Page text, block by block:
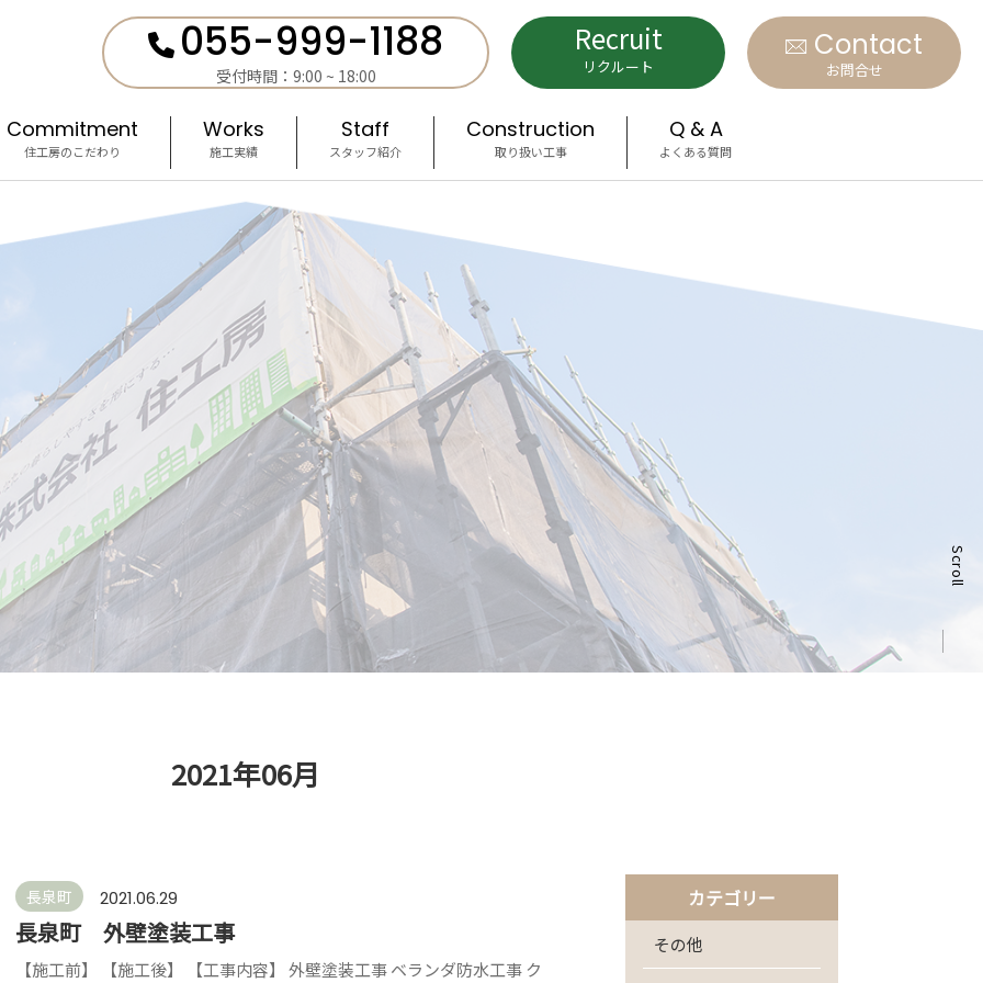
055-999-1188
受付時間：9:00 ~ 18:00
Recruit
リクルート
Contact
お問合せ
Commitment
住工房のこだわり
Works
施工実績
Staff
スタッフ紹介
Construction
取り扱い工事
Q & A
よくある質問
Scroll
2021年06月
長泉町 2021.06.29
長泉町 外壁塗装工事
【施工前】 【施工後】 【工事内容】 外壁塗装工事 ベランダ防水工事 ク
カテゴリー
その他